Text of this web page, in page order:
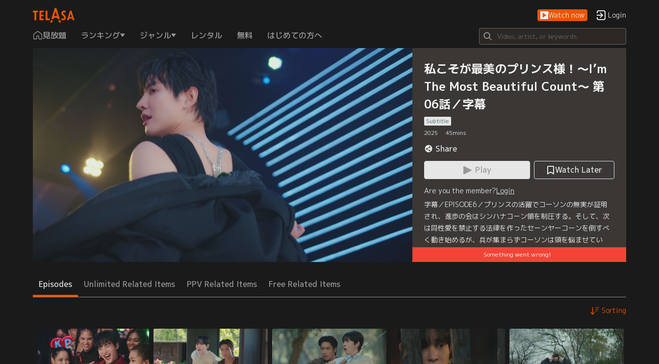
Watch now Login
見放題 ランキング ジャンル レンタル 無料 はじめての方へ
私こそが最美のプリンス様！～I’m
The Most Beautiful Count～ 第
06話／字幕
Subtitle
2025
45mins
Share
Play
Watch Later
Are you the member?Login
字幕／EPISODE6／プリンスの活躍でコーソンの無実が証明
され、進歩の会はシンハナコーン領を制圧する。そして、次
は同性愛を禁止する法律を作ったセーンヤーコーンを倒すべ
く動き始めるが、兵が集まらずコーソンは頭を悩ませてい
た。そんなコーソンから案を出すよう頼まれたプリンスは、
ある方法を思いつき…。
Something went wrong!
Episodes Unlimited Related Items PPV Related Items Free Related Items
Sorting